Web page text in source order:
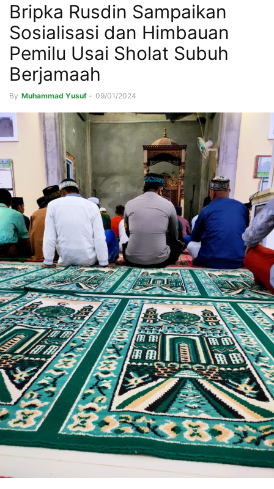
Bripka Rusdin Sampaikan
Sosialisasi dan Himbauan
Pemilu Usai Sholat Subuh
Berjamaah
By Muhammad Yusuf - 09/01/2024